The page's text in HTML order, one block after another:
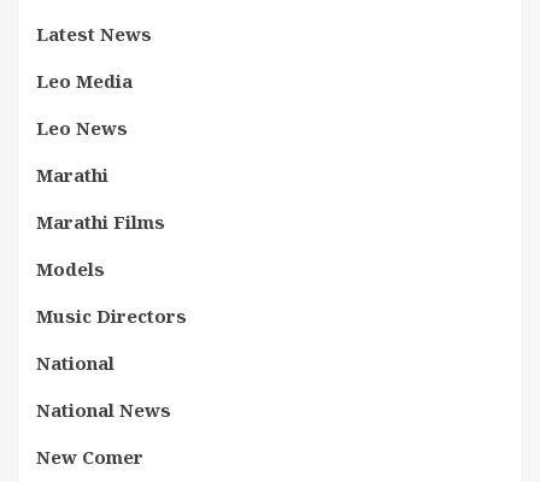
Latest News
Leo Media
Leo News
Marathi
Marathi Films
Models
Music Directors
National
National News
New Comer